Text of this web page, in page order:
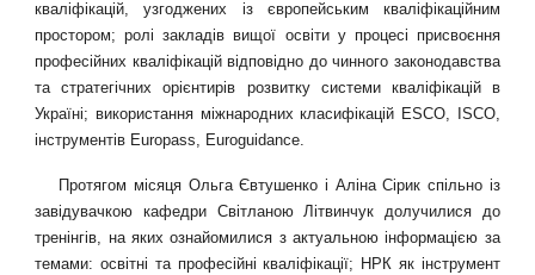
кваліфікацій, узгоджених із європейським кваліфікаційним
простором; ролі закладів вищої освіти у процесі присвоєння
професійних кваліфікацій відповідно до чинного законодавства
та стратегічних орієнтирів розвитку системи кваліфікацій в
Україні; використання міжнародних класифікацій ESCO, ISCO,
інструментів Europass, Euroguidance.
Протягом місяця Ольга Євтушенко і Аліна Сірик спільно із
завідувачкою кафедри Світланою Літвинчук долучилися до
тренінгів, на яких ознайомилися з актуальною інформацією за
темами: освітні та професійні кваліфікації; НРК як інструмент